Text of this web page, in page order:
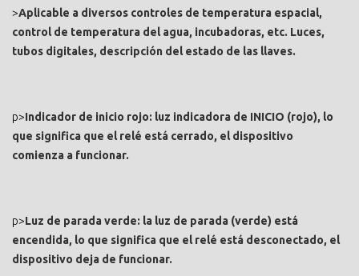
>Aplicable a diversos controles de temperatura espacial,
control de temperatura del agua, incubadoras, etc. Luces,
tubos digitales, descripción del estado de las llaves.
p>Indicador de inicio rojo: luz indicadora de INICIO (rojo), lo
que significa que el relé está cerrado, el dispositivo
comienza a funcionar.
p>Luz de parada verde: la luz de parada (verde) está
encendida, lo que significa que el relé está desconectado, el
dispositivo deja de funcionar.